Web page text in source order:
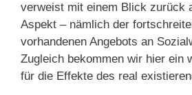
verweist mit einem Blick zurück
Aspekt – nämlich der
vorhandenen Angebots an
Zugleich bekommen wir hier ein
für die Effekte des real